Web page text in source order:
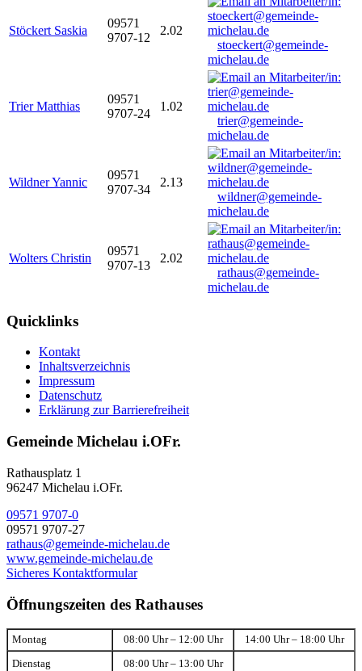
Stöckert Saskia
09571
9707-12
2.02
stoeckert@gemeinde-
michelau.de
Trier Matthias
09571
9707-24
1.02
trier@gemeinde-
michelau.de
Wildner Yannic
09571
9707-34
2.13
wildner@gemeinde-
michelau.de
Wolters Christin
09571
9707-13
2.02
rathaus@gemeinde-
michelau.de
Quicklinks
Kontakt
Inhaltsverzeichnis
Impressum
Datenschutz
Erklärung zur Barrierefreiheit
Gemeinde Michelau i.OFr.
Rathausplatz 1
96247 Michelau i.OFr.
09571 9707-0
09571 9707-27
rathaus@gemeinde-michelau.de
www.gemeinde-michelau.de
Sicheres Kontaktformular
Öffnungszeiten des Rathauses
Montag 08:00 Uhr – 12:00 Uhr 14:00 Uhr – 18:00 Uhr
Dienstag 08:00 Uhr – 13:00 Uhr